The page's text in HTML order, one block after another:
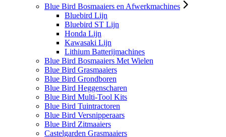
Blue Bird Bosmaaiers en Afwerkmachines
Bluebird Lijn
Bluebird ST Lijn
Honda Lijn
Kawasaki Lijn
Lithium Batterijmachines
Blue Bird Bosmaaiers Met Wielen
Blue Bird Grasmaaiers
Blue Bird Grondboren
Blue Bird Heggenscharen
Blue Bird Multi-Tool Kits
Blue Bird Tuintractoren
Blue Bird Versnipperaars
Blue Bird Zitmaaiers
Castelgarden Grasmaaiers